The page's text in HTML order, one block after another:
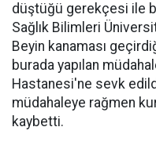
düştüğü gerekçesi ile
Sağlık Bilimleri
Beyin kanaması
burada yapılan
Hastanesi'ne sevk
müdahaleye rağmen
kaybetti.